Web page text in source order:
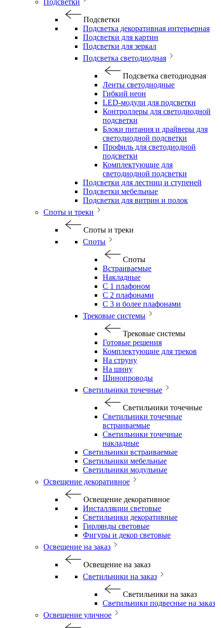
Подсветки
Подсветки
Подсветка декоративная интерьерная
Подсветки для картин
Подсветки для зеркал
Подсветка светодиодная
Подсветка светодиодная
Ленты светодиодные
Гибкий неон
LED-модули для подсветки
Контроллеры для светодиодной
подсветки
Блоки питания и драйверы для
светодиодной подсветки
Профиль для светодиодной
подсветки
Комплектующие для
светодиодной подсветки
Подсветки для лестниц и ступеней
Подсветки мебельные
Подсветки для витрин и полок
Споты и треки
Споты и треки
Споты
Споты
Встраиваемые
Накладные
С 1 плафоном
С 2 плафонами
С 3 и более плафонами
Трековые системы
Трековые системы
Готовые решения
Комплектующие для треков
На струну
На шину
Шинопроводы
Светильники точечные
Светильники точечные
Светильники точечные
встраиваемые
Светильники точечные
накладные
Светильники встраиваемые
Светильники мебельные
Светильники модульные
Освещение декоративное
Освещение декоративное
Инсталляции световые
Светильники декоративные
Гирлянды световые
Фигуры и декор световые
Освещение на заказ
Освещение на заказ
Светильники на заказ
Светильники на заказ
Светильники подвесные на заказ
Освещение уличное